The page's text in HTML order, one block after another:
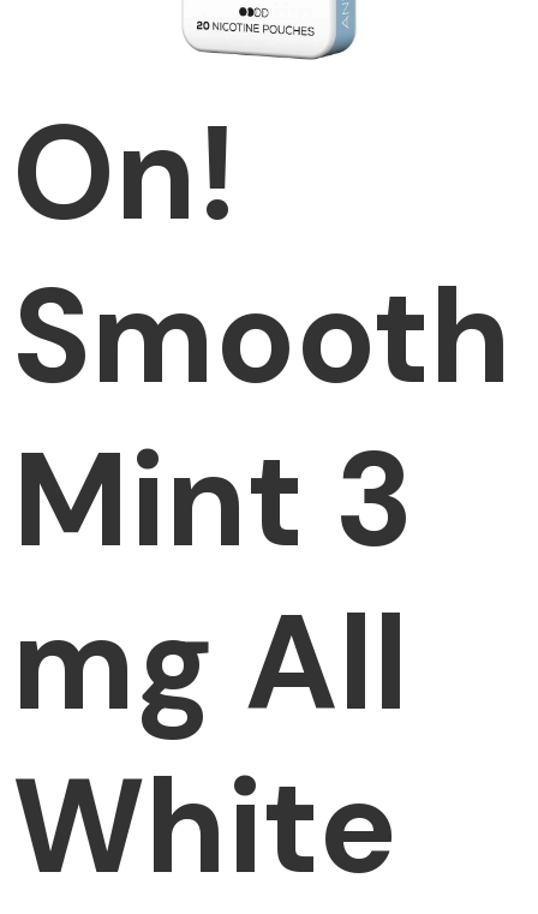
On!
Smooth
Mint 3
mg All
White